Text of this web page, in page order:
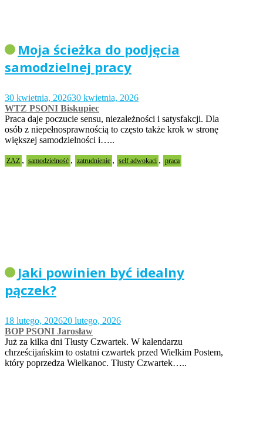
Moja ścieżka do podjęcia
samodzielnej pracy
30 kwietnia, 202630 kwietnia, 2026
WTZ PSONI Biskupiec
Praca daje poczucie sensu, niezależności i satysfakcji. Dla
osób z niepełnosprawnością to często także krok w stronę
większej samodzielności i…..
ZAZ , samodzielność , zatrudnienie , self adwokaci , praca
Jaki powinien być idealny
pączek?
18 lutego, 202620 lutego, 2026
BOP PSONI Jarosław
Już za kilka dni Tłusty Czwartek. W kalendarzu
chrześcijańskim to ostatni czwartek przed Wielkim Postem,
który poprzedza Wielkanoc. Tłusty Czwartek…..